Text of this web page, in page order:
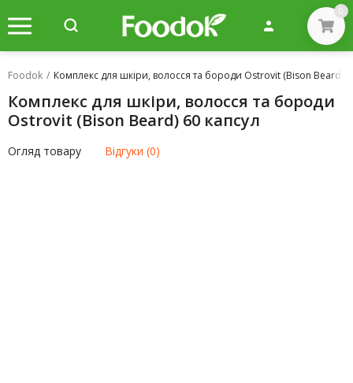
0
Foodok / Комплекс для шкіри, волосся та бороди Ostrovit (Bison Beard)
Комплекс для шкіри, волосся та бороди
Ostrovit (Bison Beard) 60 капсул
Огляд товару Відгуки (0)